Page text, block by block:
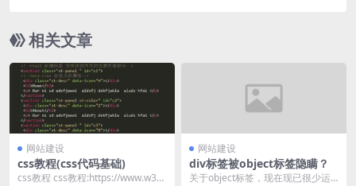
相关文章
网站建设
css教程(css代码基础)
css教程 css教程:https://www.w3sc
网站建设
div标签被object标签隐瞒？
关于object标签，现在现已很少运